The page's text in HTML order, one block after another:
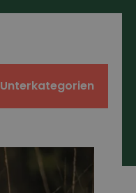
Unterkategorien